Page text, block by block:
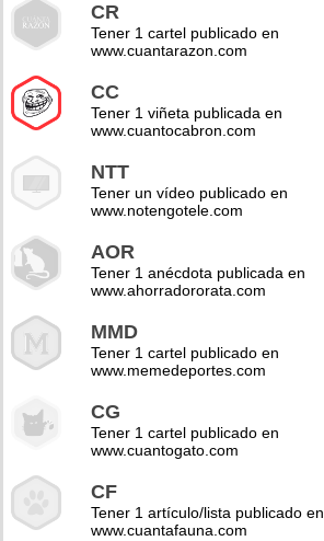
CR
Tener 1 cartel publicado en
www.cuantarazon.com
CC
Tener 1 viñeta publicada en
www.cuantocabron.com
NTT
Tener un vídeo publicado en
www.notengotele.com
AOR
Tener 1 anécdota publicada en
www.ahorradororata.com
MMD
Tener 1 cartel publicado en
www.memedeportes.com
CG
Tener 1 cartel publicado en
www.cuantogato.com
CF
Tener 1 artículo/lista publicado en
www.cuantafauna.com